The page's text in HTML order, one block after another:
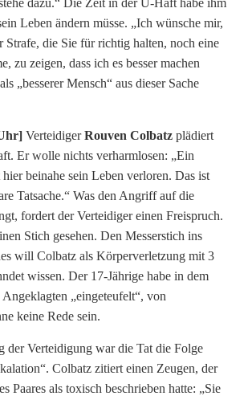
dazu.“ Die Zeit in der U-Haft habe ihm
Leben ändern müsse. „Ich wünsche mir,
Strafe, die Sie für richtig halten, noch eine
zu zeigen, dass ich es besser machen
„besserer Mensch“ aus dieser Sache
VerteidigerRouven Colbatz plädiert
Er wolle nichts verharmlosen: „Ein
beinahe sein Leben verloren. Das ist
Tatsache.“ Was den Angriff auf die
fordert der Verteidiger einen Freispruch.
Stich gesehen. Den Messerstich ins
will Colbatz als Körperverletzung mit 3
wissen. Der 17-Jährige habe in dem
„eingeteufelt“, von
keine Rede sein.
der Verteidigung war die Tat die Folge
Colbatz zitiert einen Zeugen, der
Paares als toxisch beschrieben hatte: „Sie